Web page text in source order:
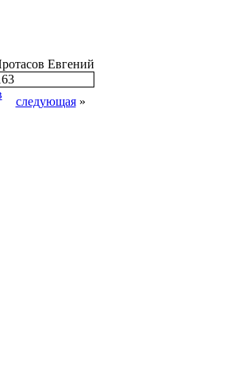
Евгений
следующая»